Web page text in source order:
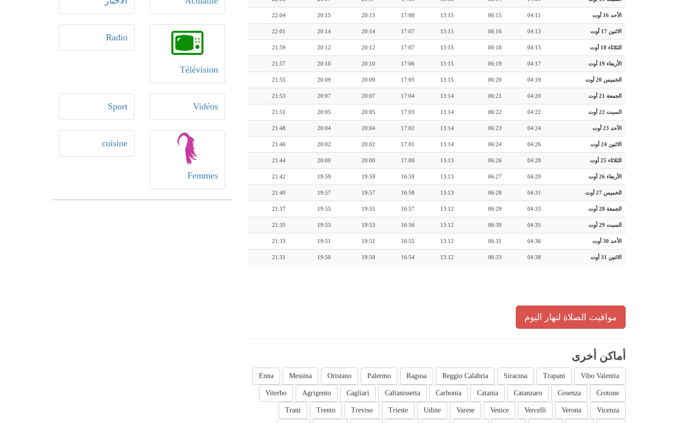
الأحد 16 أوت 04:11
06:15
13:15
17:08
20:15
20:15
22:04
الاثنين 17 أوت 04:13
06:16
13:15
17:07
20:14
20:14
22:01
الثلاثاء 18 أوت 04:15
06:18
13:15
17:07
20:12
20:12
21:59
الأربعاء 19 أوت 04:17
06:19
13:15
17:06
20:10
20:10
21:57
الخميس 20 أوت 04:19
06:20
13:15
17:05
20:09
20:09
21:55
الجمعة 21 أوت 04:20
06:21
13:14
17:04
20:07
20:07
21:53
السبت 22 أوت 04:22
06:22
13:14
17:03
20:05
20:05
21:51
الأحد 23 أوت 04:24
06:23
13:14
17:02
20:04
20:04
21:48
الاثنين 24 أوت 04:26
06:24
13:14
17:01
20:02
20:02
21:46
الثلاثاء 25 أوت 04:28
06:26
13:13
17:00
20:00
20:00
21:44
الأربعاء 26 أوت 04:29
06:27
13:13
16:59
19:59
19:59
21:42
الخميس 27 أوت 04:31
06:28
13:13
16:58
19:57
19:57
21:40
الجمعة 28 أوت 04:33
06:29
13:12
16:57
19:55
19:55
21:37
السبت 29 أوت 04:35
06:30
13:12
16:56
19:53
19:53
21:35
الأحد 30 أوت 04:36
06:31
13:12
16:55
19:51
19:51
21:33
الاثنين 31 أوت 04:38
06:33
13:12
16:54
19:50
19:50
21:31
مواقيت الصلاة لنهار اليوم
أماكن أخرى
Vibo Valentia
Trapani
Siracusa
Reggio Calabria
Ragusa
Palermo
Oristano
Messina
Enna
Crotone
Cosenza
Catanzaro
Catania
Carbonia
Caltanissetta
Cagliari
Agrigento
Viterbo
Vicenza
Verona
Vercelli
Venice
Varese
Udine
Trieste
Treviso
Trento
Trani
Télévision
Radio
Vidéos
Sport
Femmes
cuisine